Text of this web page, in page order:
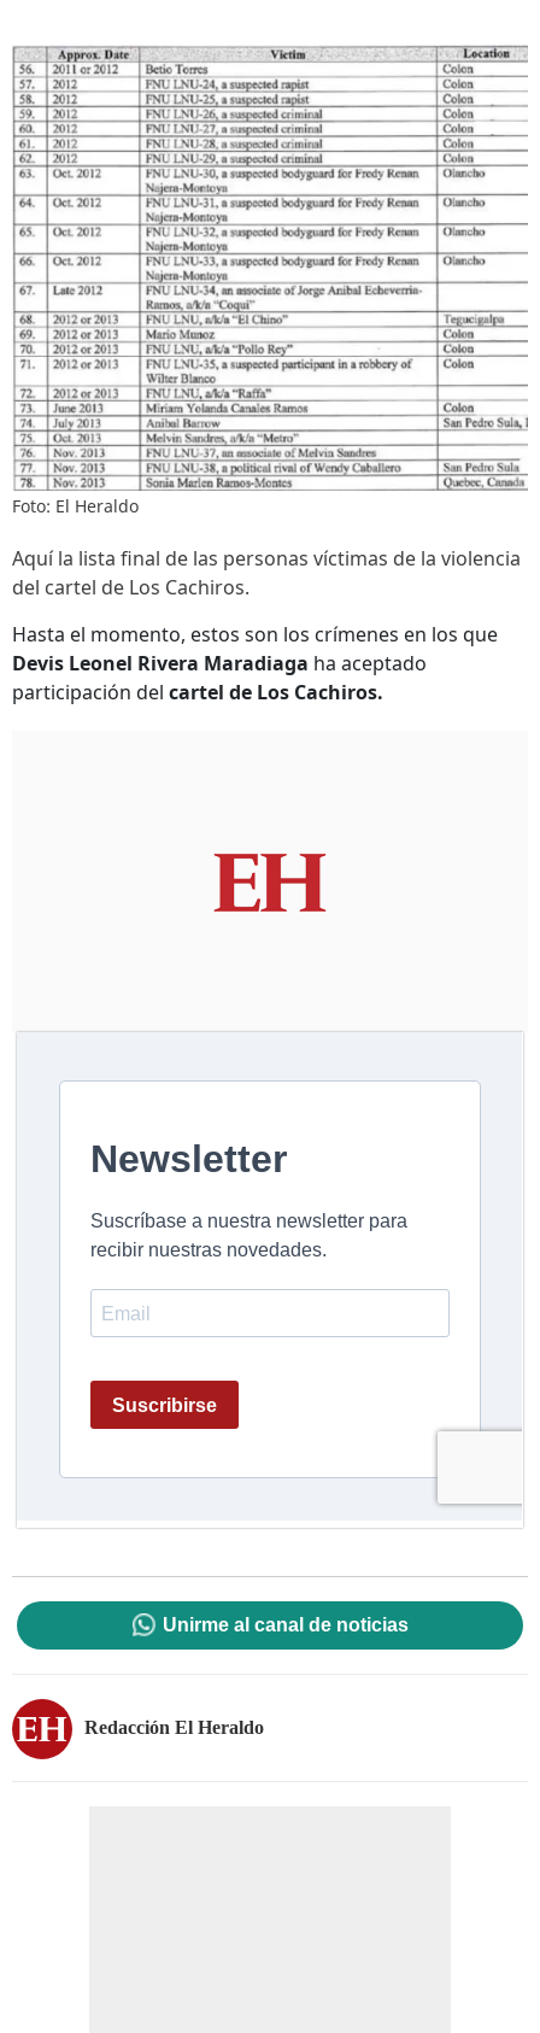
Foto: El Heraldo
Aquí la lista final de las personas víctimas de la violencia
del cartel de Los Cachiros.
Hasta el momento, estos son los crímenes en los que
Devis Leonel Rivera Maradiaga ha aceptado
participación del cartel de Los Cachiros.
Unirme al canal de noticias
Redacción El Heraldo